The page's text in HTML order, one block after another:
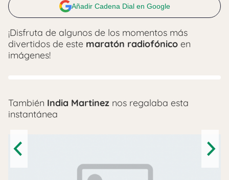
Añadir Cadena Dial en Google
¡Disfruta de algunos de los momentos más
divertidos de este maratón radiofónico en
imágenes!
También India Martinez nos regalaba esta
instantánea